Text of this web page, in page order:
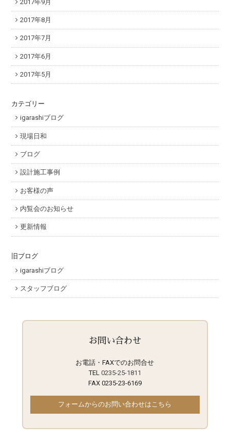
2017年9月
2017年8月
2017年7月
2017年6月
2017年5月
カテゴリー
igarashiブログ
現場日和
ブログ
設計施工事例
お客様の声
内覧会のお知らせ
更新情報
旧ブログ
igarashiブログ
スタッフブログ
お問い合わせ
お電話・FAXでのお問合せ
TEL 0235-25-1811
FAX 0235-23-6169
フォームからのお問い合わせはこちら